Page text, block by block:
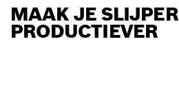
MAAK JE SLIJPER
PRODUCTIEVER